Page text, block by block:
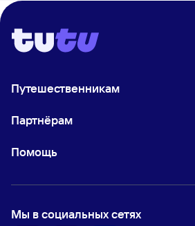
Путешественникам
Партнёрам
Помощь
Мы в социальных сетях